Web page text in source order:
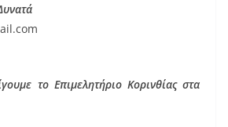
το Επιμελητήριο Κορινθίας στα